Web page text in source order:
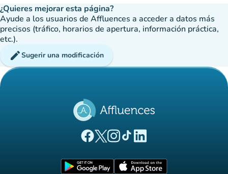
¿Quieres mejorar esta página?
Ayude a los usuarios de Affluences a acceder a datos más
precisos (tráfico, horarios de apertura, información práctica,
etc.).
editSugerir una modificación
(nueva pestaña)
(nueva pestaña)
(nueva pestaña)
(nueva pestaña)
(nueva pestaña)